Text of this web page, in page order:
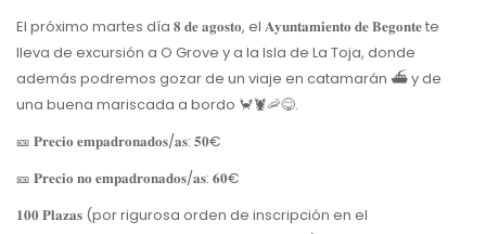
El próximo martes día 𝟖 𝐝𝐞 𝐚𝐠𝐨𝐬𝐭𝐨, el 𝐀𝐲𝐮𝐧𝐭𝐚𝐦𝐢𝐞𝐧𝐭𝐨 𝐝𝐞 𝐁𝐞𝐠𝐨𝐧𝐭𝐞 te
lleva de excursión a O Grove y a la Isla de La Toja, donde
además podremos gozar de un viaje en catamarán ⛴ y de
una buena mariscada a bordo 🦀🦞🦐😋.
🎫 𝐏𝐫𝐞𝐜𝐢𝐨 𝐞𝐦𝐩𝐚𝐝𝐫𝐨𝐧𝐚𝐝𝐨𝐬/𝐚𝐬: 𝟓𝟎€
🎫 𝐏𝐫𝐞𝐜𝐢𝐨 𝐧𝐨 𝐞𝐦𝐩𝐚𝐝𝐫𝐨𝐧𝐚𝐝𝐨𝐬/𝐚𝐬: 𝟔𝟎€
𝟏𝟎𝟎 𝐏𝐥𝐚𝐳𝐚𝐬 (por rigurosa orden de inscripción en el